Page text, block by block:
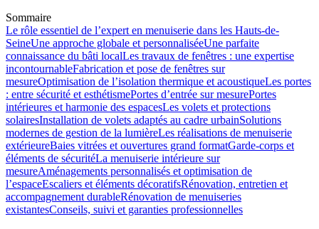
Sommaire
Le rôle essentiel de l’expert en menuiserie dans les Hauts-de-
SeineUne approche globale et personnaliséeUne parfaite
connaissance du bâti localLes travaux de fenêtres : une expertise
incontournableFabrication et pose de fenêtres sur
mesureOptimisation de l’isolation thermique et acoustiqueLes portes
: entre sécurité et esthétismePortes d’entrée sur mesurePortes
intérieures et harmonie des espacesLes volets et protections
solairesInstallation de volets adaptés au cadre urbainSolutions
modernes de gestion de la lumièreLes réalisations de menuiserie
extérieureBaies vitrées et ouvertures grand formatGarde-corps et
éléments de sécuritéLa menuiserie intérieure sur
mesureAménagements personnalisés et optimisation de
l’espaceEscaliers et éléments décoratifsRénovation, entretien et
accompagnement durableRénovation de menuiseries
existantesConseils, suivi et garanties professionnelles